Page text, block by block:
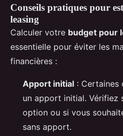
Conseils pratiques pour
leasing
Calculer votre budget pour
essentielle pour éviter les
financières :
Apport initial : Certaines
un apport initial. Vérifiez
option ou si vous
sans apport.